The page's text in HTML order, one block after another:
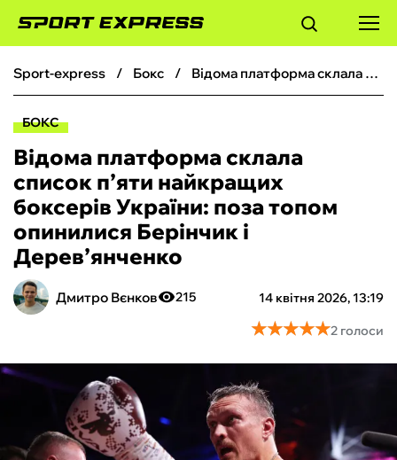
ФУТБОЛ
БОКС
ХОКЕЙ
ТЕНІС
ЧС-2026
ФУТЗАЛ
sport-express бокс Відома платформа склала список п’яти найкращих боксерів України: поза топом опинилися Берінчик і Дерев’янченко
БОКС
Відома платформа склала
список п’яти найкращих
боксерів України: поза топом
опинилися Берінчик і
Дерев’янченко
Дмитро Вєнков 14 квітня 2026, 13:19
215
★★★★★
★★★★★2 голоси